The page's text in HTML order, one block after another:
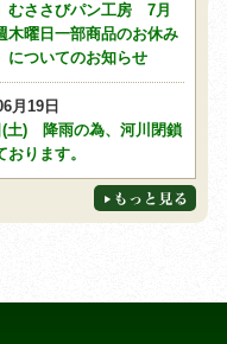
むささびパン工房 7月
木曜日一部商品のお休み
についてのお知らせ
月19日
(土) 降雨の為、河川閉鎖
おります。